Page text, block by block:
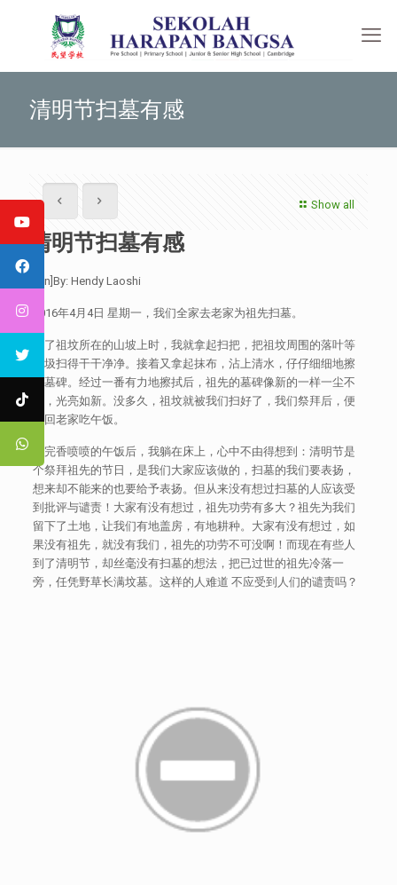
清明节扫墓有感
Show all
清明节扫墓有感
[:en]By: Hendy Laoshi
2016年4月4日 星期一，我们全家去老家为祖先扫墓。
到了祖坟所在的山坡上时，我就拿起扫把，把祖坟周围的落叶等
垃圾扫得干干净净。接着又拿起抹布，沾上清水，仔仔细细地擦
着墓碑。经过一番有力地擦拭后，祖先的墓碑像新的一样一尘不
染，光亮如新。没多久，祖坟就被我们扫好了，我们祭拜后，便
走回老家吃午饭。
吃完香喷喷的午饭后，我躺在床上，心中不由得想到：清明节是
个祭拜祖先的节日，是我们大家应该做的，扫墓的我们要表扬，
想来却不能来的也要给予表扬。但从来没有想过扫墓的人应该受
到批评与谴责！大家有没有想过，祖先功劳有多大？祖先为我们
留下了土地，让我们有地盖房，有地耕种。大家有没有想过，如
果没有祖先，就没有我们，祖先的功劳不可没啊！而现在有些人
到了清明节，却丝毫没有扫墓的想法，把已过世的祖先冷落一
旁，任凭野草长满坟墓。这样的人难道 不应受到人们的谴责吗？